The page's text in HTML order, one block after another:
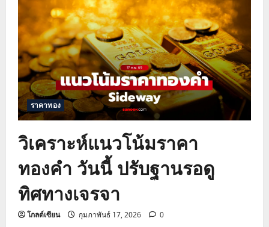
ร่วง
หนัก
วิเคราะห์
แนว
โน้ม
ทอง
โลก
และ
จุด
ซื้อ
ขาย
ล่าสุด
ราคาทอง
วิเคราะห์แนวโน้มราคา
ทองคำ วันนี้ ปรับฐานรอดู
ทิศทางเจรจา
โกลด์เซียน กุมภาพันธ์ 17, 2026 0